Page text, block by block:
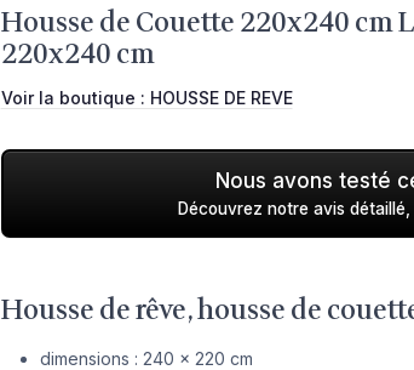
Housse de Couette 220x240 cm
220x240 cm
Voir la boutique : HOUSSE DE REVE
Nous avons testé
Découvrez notre avis
Housse de rêve, housse de
dimensions : 240 x 220 cm